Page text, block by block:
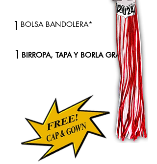
BOLSA BANDOLERA*
1
BIRROPA, TAPA Y BORLA GRATIS
1